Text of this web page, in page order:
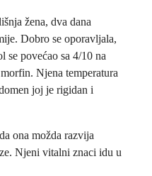
žena, dva dana
Dobro se oporavljala,
se povećao sa 4/10 na
Njena temperatura
joj je rigidan i
ona možda razvija
Njeni vitalni znaci idu u